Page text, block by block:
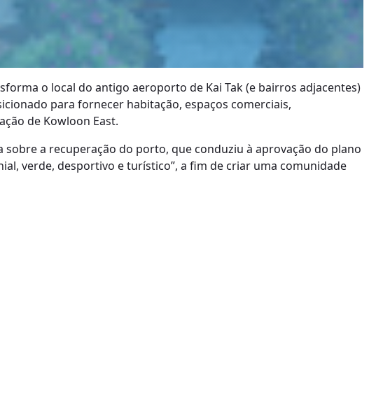
o local do antigo aeroporto de Kai Tak (e bairros adjacentes)
para fornecer habitação, espaços comerciais,
de Kowloon East.
a recuperação do porto, que conduziu à aprovação do plano
verde, desportivo e turístico”, a fim de criar uma comunidade